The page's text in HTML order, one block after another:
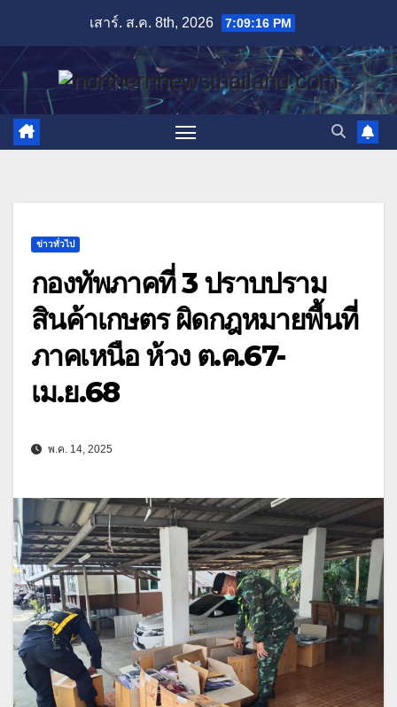
content
เสาร์. ส.ค. 8th, 2026 7:09:17 PM
ข่าวทั่วไป
กองทัพภาคที่ 3 ปราบปราม
สินค้าเกษตร ผิดกฎหมายพื้นที่
ภาคเหนือ ห้วง ต.ค.67-
เม.ย.68
พ.ค. 14, 2025